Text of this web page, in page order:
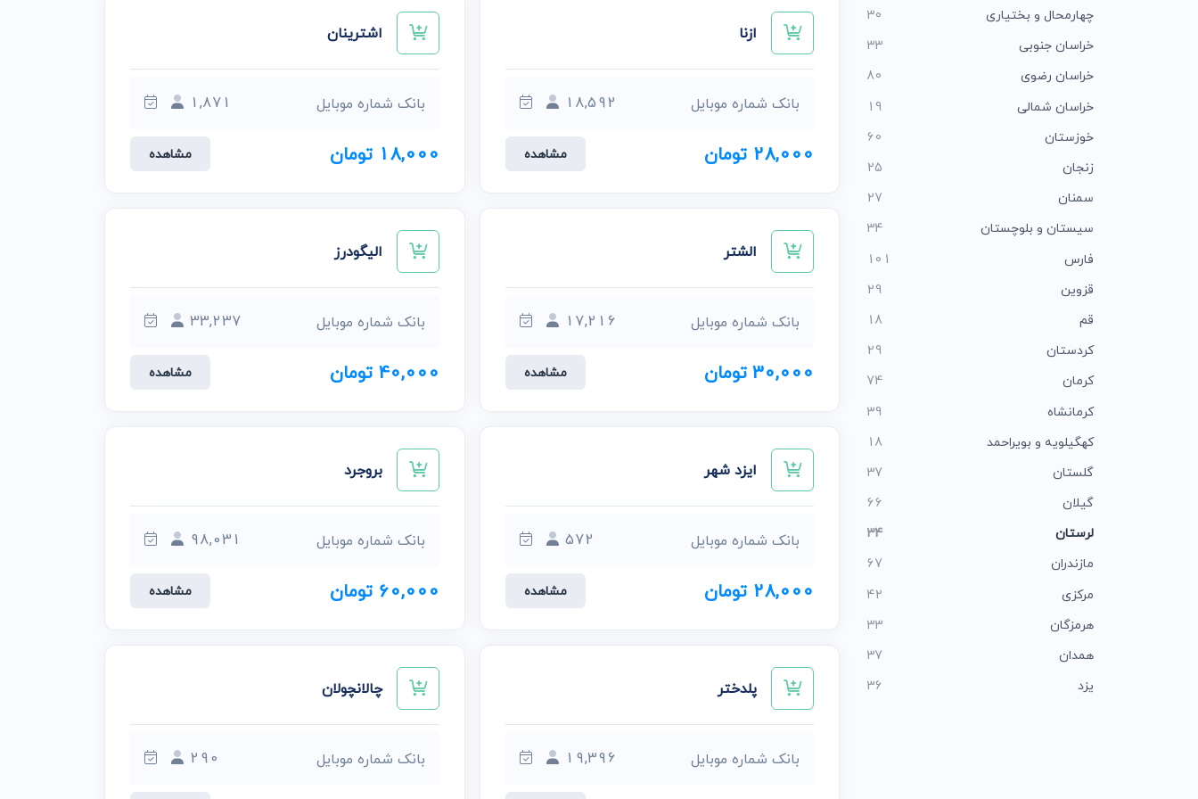
ازنا
بانک شماره موبایل 18,592
28,000 تومان مشاهده
اشترینان
بانک شماره موبایل 1,871
18,000 تومان مشاهده
الشتر
بانک شماره موبایل 17,216
30,000 تومان مشاهده
الیگودرز
بانک شماره موبایل 33,237
40,000 تومان مشاهده
ایزد شهر
بانک شماره موبایل 572
28,000 تومان مشاهده
بروجرد
بانک شماره موبایل 98,031
60,000 تومان مشاهده
پلدختر
بانک شماره موبایل 19,396
چالانچولان
بانک شماره موبایل 290
چهارمحال و بختیاری
30
خراسان جنوبی
33
خراسان رضوی
80
خراسان شمالی
19
خوزستان
60
زنجان
25
سمنان
27
سیستان و بلوچستان
34
فارس
101
قزوین
29
قم
18
کردستان
29
کرمان
74
کرمانشاه
39
کهگیلویه و بویراحمد
18
گلستان
37
گیلان
66
لرستان
34
مازندران
67
مرکزی
42
هرمزگان
33
همدان
37
یزد
36